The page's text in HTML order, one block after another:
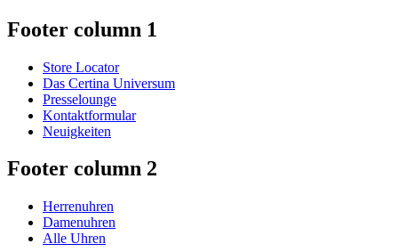
Footer column 1
Store Locator
Das Certina Universum
Presselounge
Kontaktformular
Neuigkeiten
Footer column 2
Herrenuhren
Damenuhren
Alle Uhren